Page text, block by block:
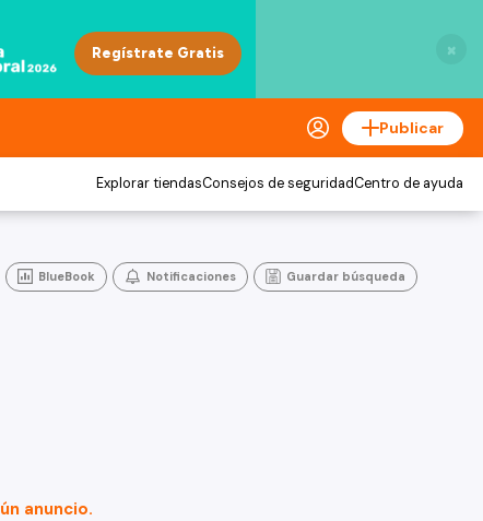
×
Publicar
Explorar tiendasConsejos de seguridadCentro de ayuda
BlueBook Notificaciones Guardar búsqueda
anuncio.